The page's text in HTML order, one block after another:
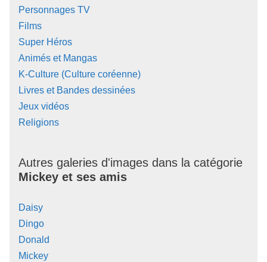
Personnages TV
Films
Super Héros
Animés et Mangas
K-Culture (Culture coréenne)
Livres et Bandes dessinées
Jeux vidéos
Religions
Autres galeries d'images dans la catégorie
Mickey et ses amis
Daisy
Dingo
Donald
Mickey